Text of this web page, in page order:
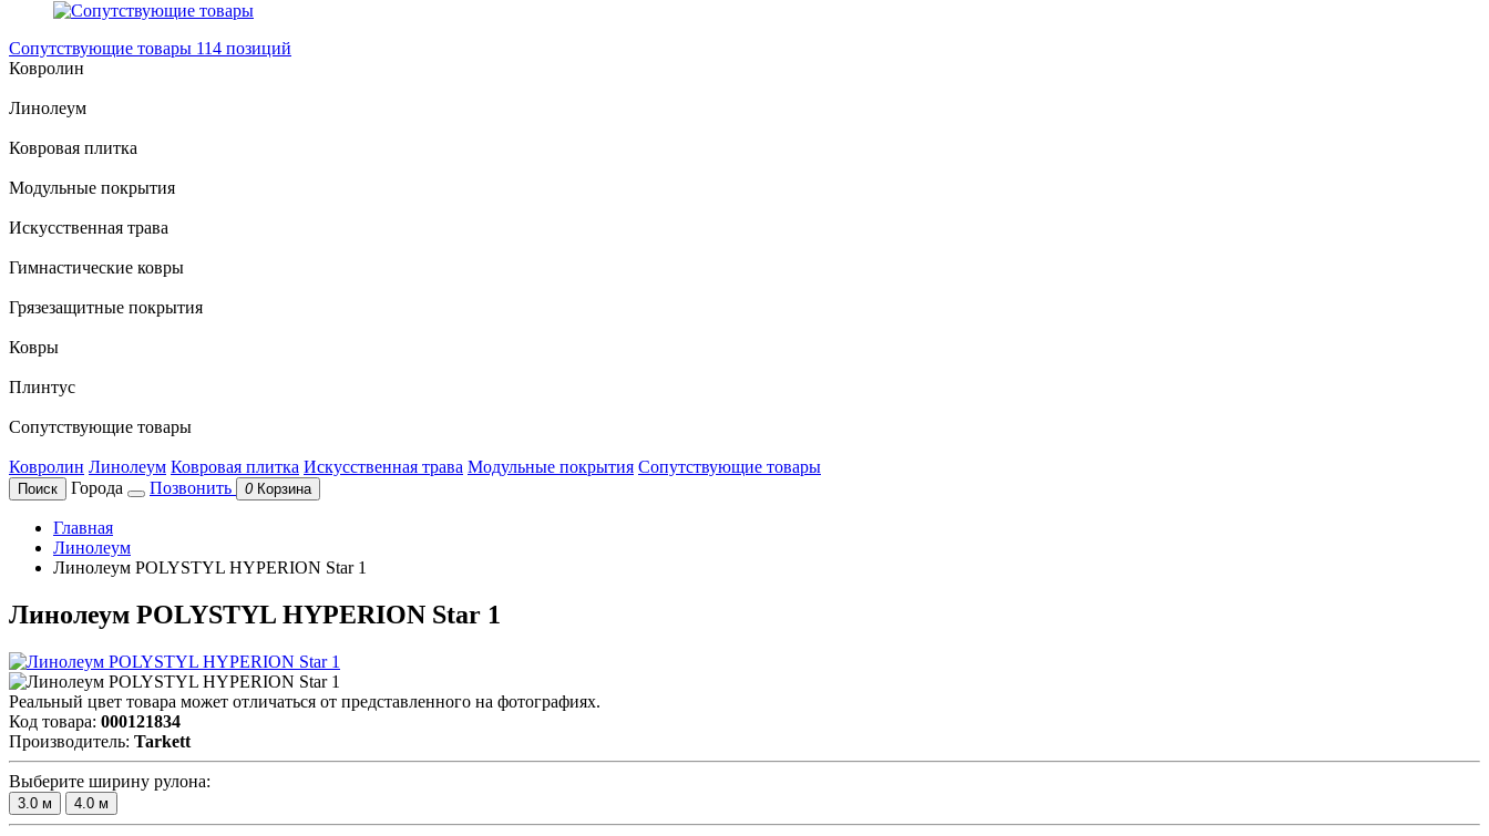
Сопутствующие товары 114 позиций
Ковролин
Линолеум
Ковровая плитка
Модульные покрытия
Искусственная трава
Гимнастические ковры
Грязезащитные покрытия
Ковры
Плинтус
Сопутствующие товары
Ковролин Линолеум Ковровая плитка Искусственная трава Модульные покрытия Сопутствующие товары
Поиск Города Позвонить 0 Корзина
Главная
Линолеум
Линолеум POLYSTYL HYPERION Star 1
Линолеум POLYSTYL HYPERION Star 1
Реальный цвет товара может отличаться от представленного на фотографиях.
Код товара: 000121834
Производитель: Tarkett
Выберите ширину рулона:
3.0 м 4.0 м